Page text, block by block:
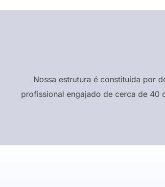
Nossa estrutura é constituída por
profissional engajado de cerca de 40